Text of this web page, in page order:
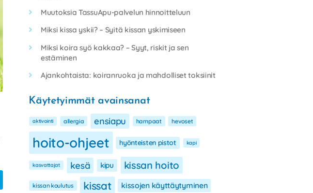
Muutoksia TassuApu-palvelun hinnoitteluun
Miksi kissa yskii? – Syitä kissan yskimiseen
Miksi koira syö kakkaa? – Syyt, riskit ja sen
estäminen
Ajankohtaista: koiranruoka ja mahdolliset toksiinit
Käytetyimmät avainsanat
aktivointi allergia ensiapu hampaat hevoset
hoito-ohjeet hyönteisten pistot kapi
kasvattajat kesä kipu kissan hoito
kissan koulutus kissat kissojen käyttäytyminen